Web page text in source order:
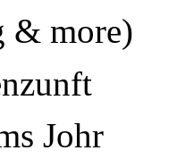
& more)
Johr